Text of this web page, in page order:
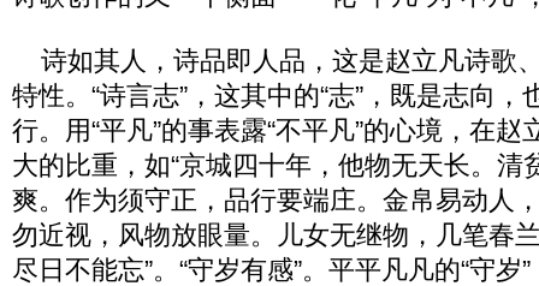
诗如其人，诗品即人品，这是赵立凡诗歌
特性。“诗言志”，这其中的“志”，既是志向
行。用“平凡”的事表露“不平凡”的心境，在
大的比重，如“京城四十年，他物无天长。清
爽。作为须守正，品行要端庄。金帛易动人
勿近视，风物放眼量。儿女无继物，几笔春
尽日不能忘”。“守岁有感”。平平凡凡的“守岁